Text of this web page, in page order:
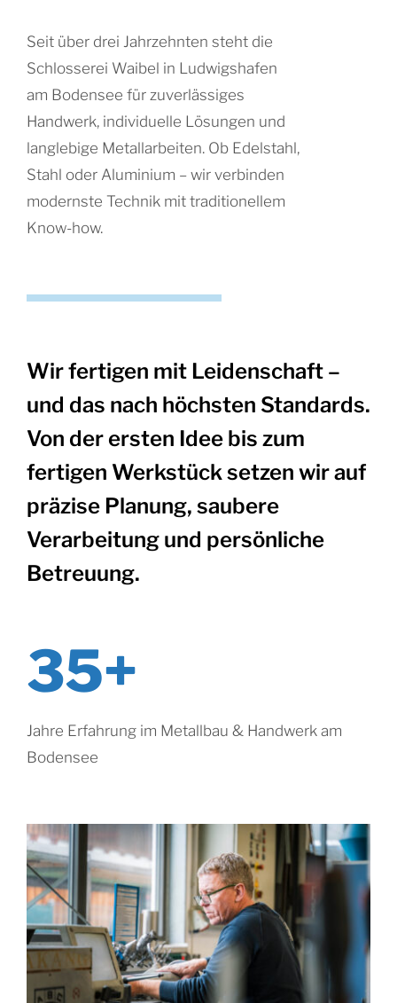
Seit über drei Jahrzehnten steht die
Schlosserei Waibel in Ludwigshafen
am Bodensee für zuverlässiges
Handwerk, individuelle Lösungen und
langlebige Metallarbeiten. Ob Edelstahl,
Stahl oder Aluminium – wir verbinden
modernste Technik mit traditionellem
Know-how.
Wir fertigen mit Leidenschaft –
und das nach höchsten Standards.
Von der ersten Idee bis zum
fertigen Werkstück setzen wir auf
präzise Planung, saubere
Verarbeitung und persönliche
Betreuung.
35+
Jahre Erfahrung im Metallbau & Handwerk am
Bodensee